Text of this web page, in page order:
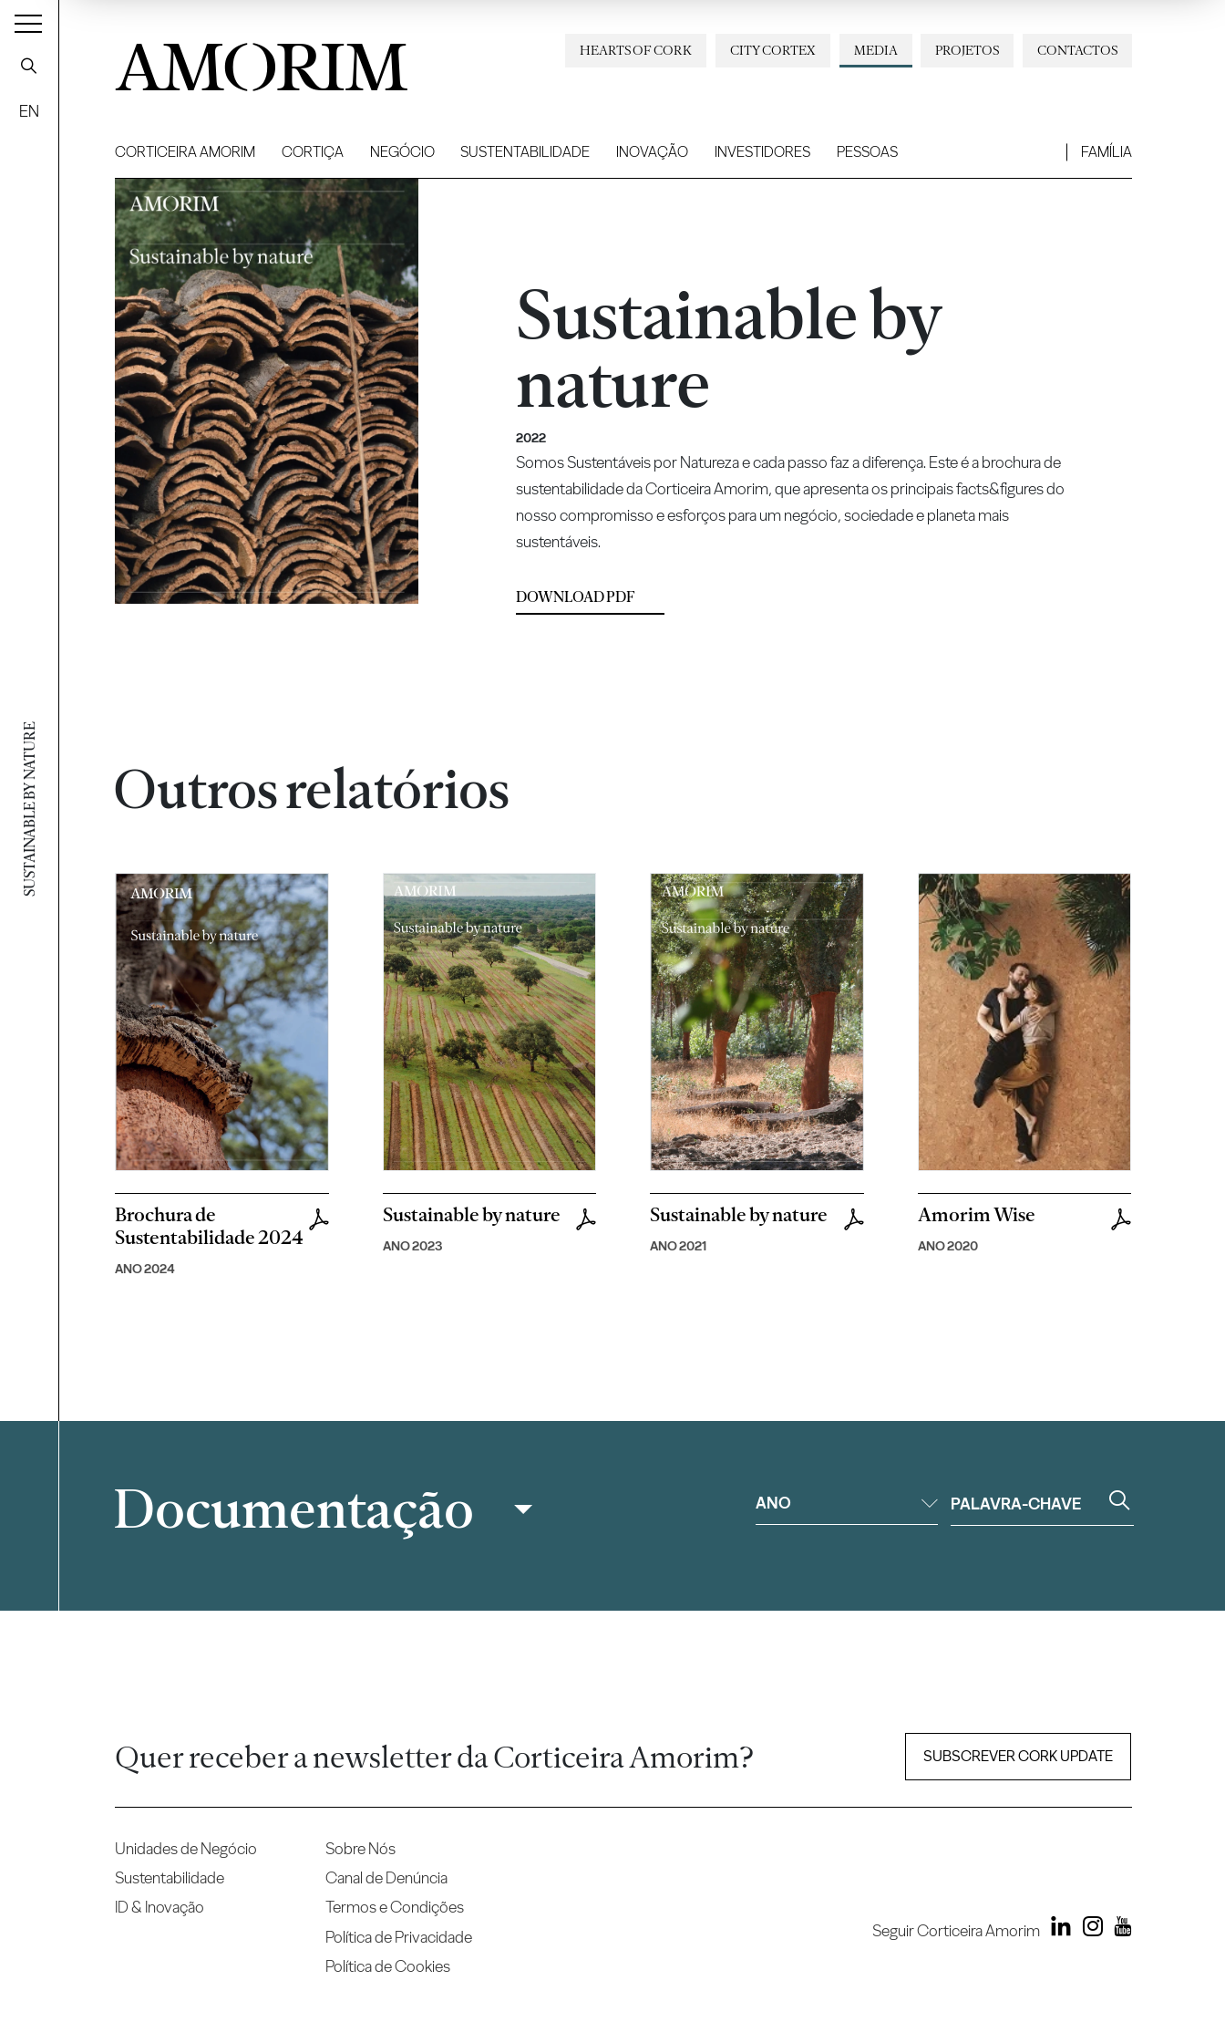
SUSTAINABLE BY NATURE
EN
AMORIM CONTACTOS
PROJETOS
MEDIA
CITY CORTEX
HEARTS OF CORK
CORTICEIRA AMORIM CORTIÇA NEGÓCIO SUSTENTABILIDADE INOVAÇÃO INVESTIDORES PESSOAS FAMÍLIA
Sustainable by
nature
2022
Somos Sustentáveis por Natureza e cada passo faz a diferença. Este é a brochura de
sustentabilidade da Corticeira Amorim, que apresenta os principais facts&figures do
nosso compromisso e esforços para um negócio, sociedade e planeta mais
sustentáveis.
DOWNLOAD PDF
Outros relatórios
Brochura de
Sustentabilidade 2024
ANO 2024
Sustainable by nature
ANO 2023
Sustainable by nature
ANO 2021
Amorim Wise
ANO 2020
Filtrar
Documentação ANO
Quer receber a newsletter da Corticeira Amorim? SUBSCREVER CORK UPDATE
Unidades de Negócio
Sustentabilidade
ID & Inovação
Sobre Nós
Canal de Denúncia
Termos e Condições
Política de Privacidade
Política de Cookies
Seguir Corticeira Amorim